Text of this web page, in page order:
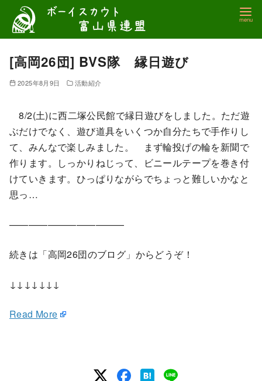
テ
[高岡26団] BVS隊 縁日遊び
2025年8月9日 活動紹介
8/2(土)に西二塚公民館で縁日遊びをしました。ただ遊
ぶだけでなく、遊び道具をいくつか自分たちで手作りし
て、みんなで楽しみました。 まず輪投げの輪を新聞で
作ります。しっかりねじって、ビニールテープを巻き付
けていきます。ひっぱりながらでちょっと難しいかなと
思っ…
————————————
続きは「高岡26団のブログ」からどうぞ！
↓↓↓↓↓↓↓
Read More